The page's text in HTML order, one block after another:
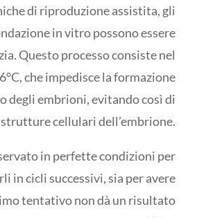
di riproduzione assistita, gli
in vitro possono essere
Questo processo consiste nel
che impedisce la formazione
degli embrioni, evitando così di
cellulari dell’embrione.
in perfette condizioni per
in cicli successivi, sia per avere
tentativo non dà un risultato